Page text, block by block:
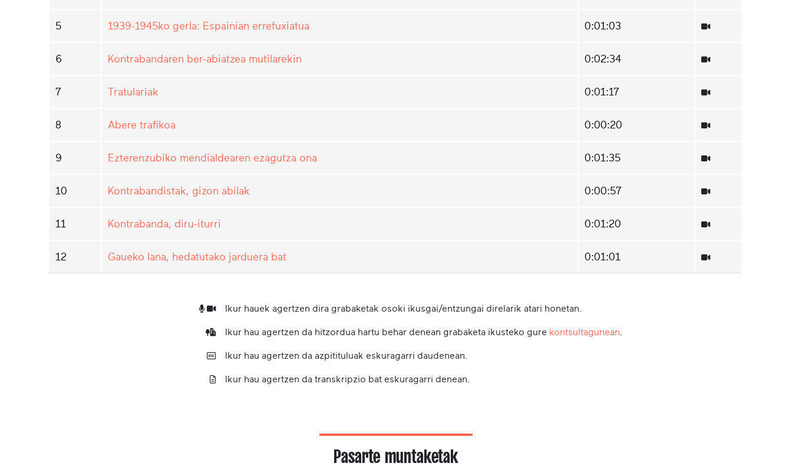
5 1939-1945ko gerla: Espainian errefuxiatua 0:01:03
6 Kontrabandaren ber-abiatzea mutilarekin 0:02:34
7 Tratulariak 0:01:17
8 Abere trafikoa 0:00:20
9 Ezterenzubiko mendialdearen ezagutza ona 0:01:35
10 Kontrabandistak, gizon abilak 0:00:57
11 Kontrabanda, diru-iturri 0:01:20
12 Gaueko lana, hedatutako jarduera bat 0:01:01
Ikur hauek agertzen dira grabaketak osoki ikusgai/entzungai direlarik atari honetan.
Ikur hau agertzen da hitzordua hartu behar denean grabaketa ikusteko gure kontsultagunean
Ikur hau agertzen da azpitituluak eskuragarri daudenean.
Ikur hau agertzen da transkripzio bat eskuragarri denean.
Pasarte muntaketak